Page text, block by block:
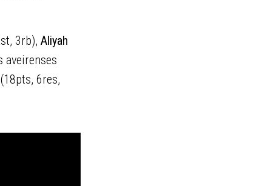
3rb), Aliyah
aveirenses
(18pts, 6res,